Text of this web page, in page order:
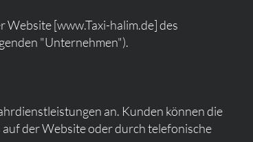
Website [www.Taxi-halim.de] des
"Unternehmen").
an. Kunden können die
der Website oder durch telefonische